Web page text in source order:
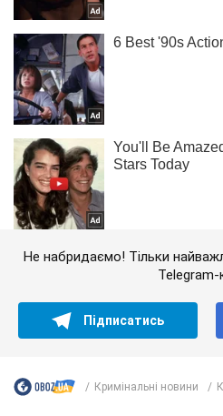
Не набридаємо! Тільки
Telegram-
Підписатись
Кримінальні новини